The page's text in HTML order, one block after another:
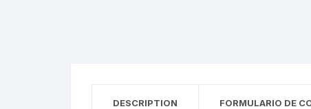
DESCRIPTION FORMULARIO DE